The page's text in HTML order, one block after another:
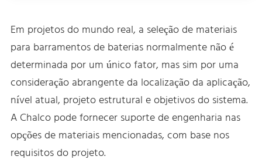
Em projetos do mundo real, a seleção de materiais
para barramentos de baterias normalmente não é
determinada por um único fator, mas sim por uma
consideração abrangente da localização da aplicação,
nível atual, projeto estrutural e objetivos do sistema.
A Chalco pode fornecer suporte de engenharia nas
opções de materiais mencionadas, com base nos
requisitos do projeto.